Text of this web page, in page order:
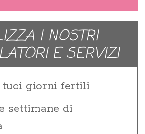
I NOSTRI
E SERVIZI
tuoi giorni fertili
settimane di